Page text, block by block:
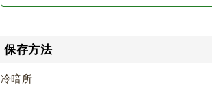
保存方法
冷暗所